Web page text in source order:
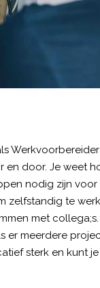
door. Je weet
nodig zijn voor
zelfstandig te
met
er meerdere
sterk en kunt